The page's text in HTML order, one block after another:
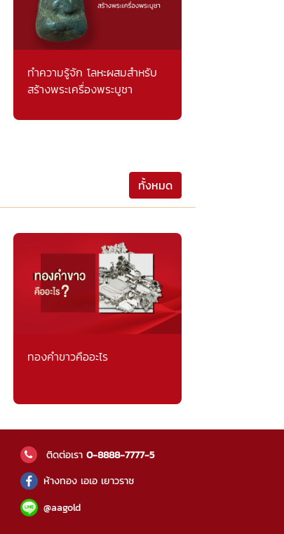
ทำความรู้จัก โลหะผสมสำหรับ
สร้างพระเครื่องพระบูชา
ทั้งหมด
ทองคำขาวคืออะไร
ติดต่อเรา 0-8888-7777-5
ห้างทอง เอเอ เยาวราช
@aagold